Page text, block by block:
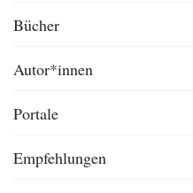
Bücher
Autor*innen
Portale
Empfehlungen